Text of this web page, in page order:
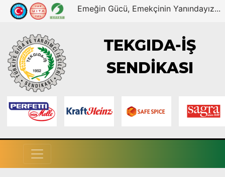
Emeğin Gücü, Emekçinin Yanındayız...
TEKGIDA-İŞ
SENDİKASI